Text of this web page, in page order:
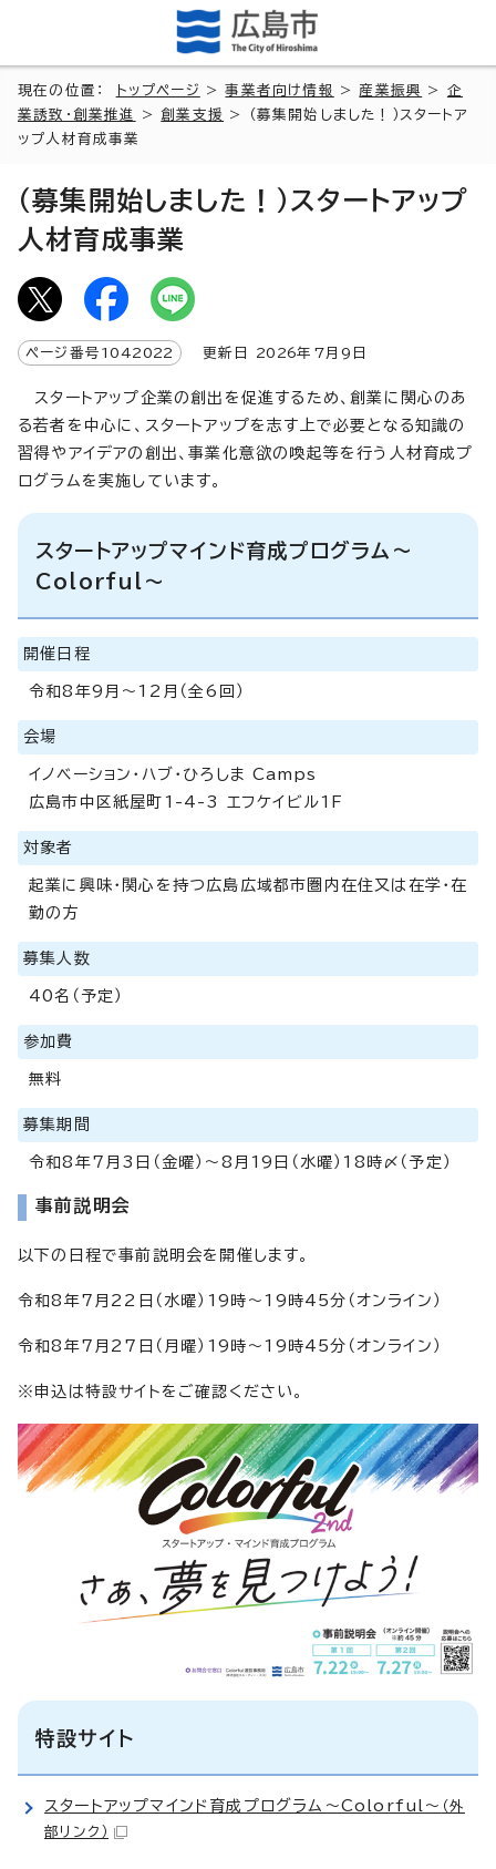
現在の位置： トップページ >事業者向け情報 > 産業振興 > 企
業誘致・創業推進
>創業支援
> （募集開始しました！）スタートア
ップ人材育成事業
（募集開始しました！）スタートアップ
人材育成事業
ページ番号 1042022 更新日 2026年7月9日
スタートアップ企業の創出を促進するため、創業に関心のあ
る若者を中心に、スタートアップを志す上で必要となる知識の
習得やアイデアの創出、事業化意欲の喚起等を行う人材育成プ
ログラムを実施しています。
スタートアップマインド育成プログラム～
Colorful～
開催日程
令和8年9月～12月（全6回）
会場
イノベーション・ハブ・ひろしま Camps
広島市中区紙屋町1-4-3 エフケイビル1F
対象者
起業に興味・関心を持つ広島広域都市圏内在住又は在学・在
勤の方
募集人数
40名（予定）
参加費
無料
募集期間
令和8年7月3日（金曜）～8月19日（水曜）18時〆（予定）
事前説明会
以下の日程で事前説明会を開催します。
令和8年7月22日（水曜）19時～19時45分（オンライン）
令和8年7月27日（月曜）19時～19時45分（オンライン）
※申込は特設サイトをご確認ください。
特設サイト
スタートアップマインド育成プログラム～Colorful～ （外
部リンク）